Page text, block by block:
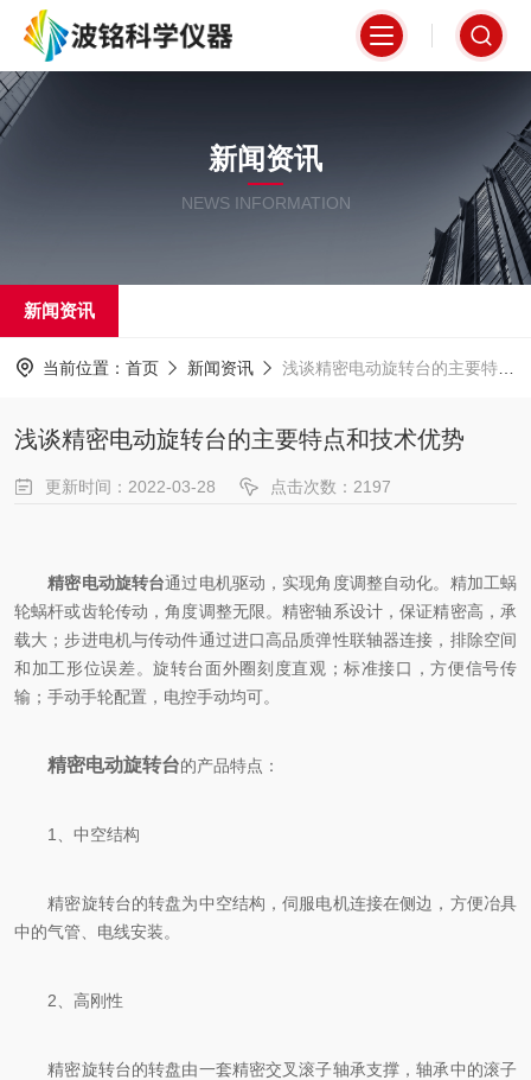
新闻资讯
NEWS INFORMATION
新闻资讯
当前位置： 首页 新闻资讯 浅谈精密电动旋转台的主要特点和技术优势
浅谈精密电动旋转台的主要特点和技术优势
更新时间：2022-03-28 点击次数：2197
精密电动旋转台通过电机驱动，实现角度调整自动化。精加工蜗
轮蜗杆或齿轮传动，角度调整无限。精密轴系设计，保证精密高，承
载大；步进电机与传动件通过进口高品质弹性联轴器连接，排除空间
和加工形位误差。旋转台面外圈刻度直观；标准接口，方便信号传
输；手动手轮配置，电控手动均可。
精密电动旋转台的产品特点：
1、中空结构
精密旋转台的转盘为中空结构，伺服电机连接在侧边，方便冶具
中的气管、电线安装。
2、高刚性
精密旋转台的转盘由一套精密交叉滚子轴承支撑，轴承中的滚子